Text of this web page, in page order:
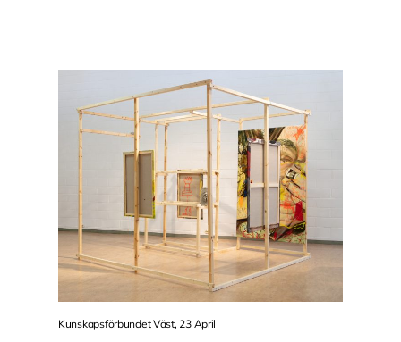
Kunskapsförbundet Väst, 23 April